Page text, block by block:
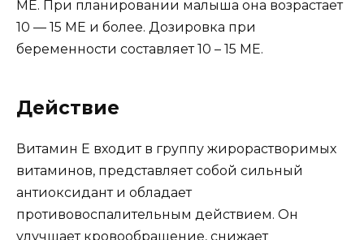
МЕ. При планировании малыша она возрастает
10 — 15 МЕ и более. Дозировка при
беременности составляет 10 – 15 МЕ.
Действие
Витамин Е входит в группу жирорастворимых
витаминов, представляет собой сильный
антиоксидант и обладает
противовоспалительным действием. Он
улучшает кровообращение, снижает